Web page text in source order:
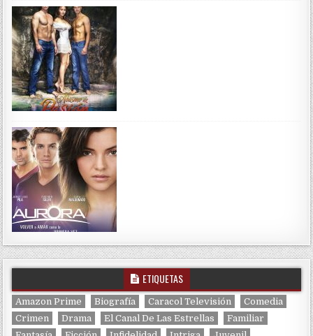
ETIQUETAS
Amazon Prime Biografía Caracol Televisión
Comedia
Crimen
Drama El Canal De Las Estrellas
Familiar